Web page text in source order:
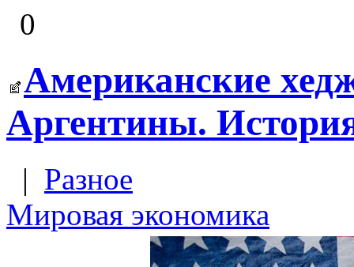
0
Американские
Аргентины.
| Разное
Мировая экономика